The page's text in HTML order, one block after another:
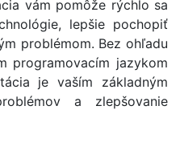
vám pomôže rýchlo sa
lepšie pochopiť
problémom. Bez ohľadu
programovacím jazykom
je vaším základným
a zlepšovanie